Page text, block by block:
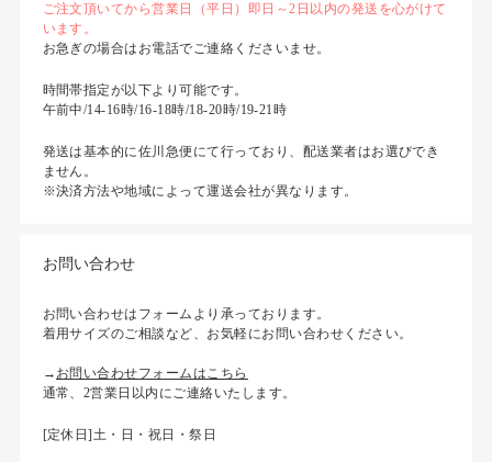
ご注文頂いてから営業日（平日）即日～2日以内の発送を心がけて
います。
お急ぎの場合はお電話でご連絡くださいませ。
時間帯指定が以下より可能です。
午前中/14-16時/16-18時/18-20時/19-21時
発送は基本的に佐川急便にて行っており、配送業者はお選びでき
ません。
※決済方法や地域によって運送会社が異なります。
お問い合わせ
お問い合わせはフォームより承っております。
着用サイズのご相談など、お気軽にお問い合わせください。
→ お問い合わせフォームはこちら
通常、2営業日以内にご連絡いたします。
[定休日]土・日・祝日・祭日